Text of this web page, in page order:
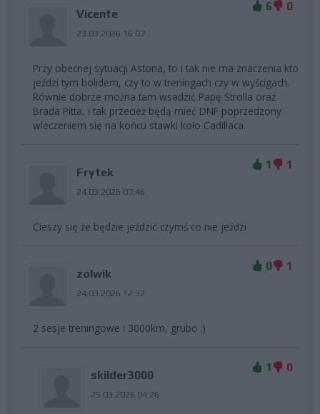
Vicente
23.03.2026 16:07
6 0
Przy obecnej sytuacji Astona, to i tak nie ma znaczenia kto
jeździ tym bolidem, czy to w treningach czy w wyścigach.
Równie dobrze można tam wsadzić Papę Strolla oraz
Brada Pitta, i tak przecież będą mieć DNF poprzedzony
wleczeniem się na końcu stawki koło Cadillaca.
Frytek
24.03.2026 07:46
1 1
Cieszy się że będzie jeździć czymś co nie jeździ
zolwik
24.03.2026 12:32
0 1
2 sesje treningowe i 3000km, grubo :)
skilder3000
25.03.2026 04:26
1 0